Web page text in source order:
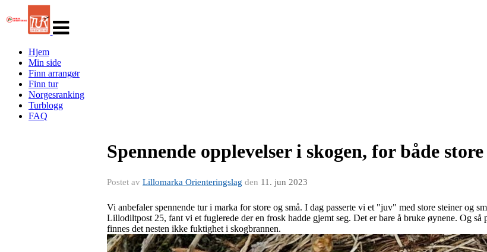
navigasjon
Hjem
Min side
Finn arrangør
Finn tur
Norgesranking
Turblogg
FAQ
Spennende opplevelser i skogen, for både store
Postet av Lillomarka Orienteringslag den 11. jun 2023
Vi anbefaler spennende tur i marka for store og små. I dag passerte vi et "juv" med store steiner og
Lillodiltpost 25, fant vi et fuglerede der en frosk hadde gjemt seg. Det er bare å bruke øynene. Og så
finnes det nesten ikke fuktighet i skogbrannen.